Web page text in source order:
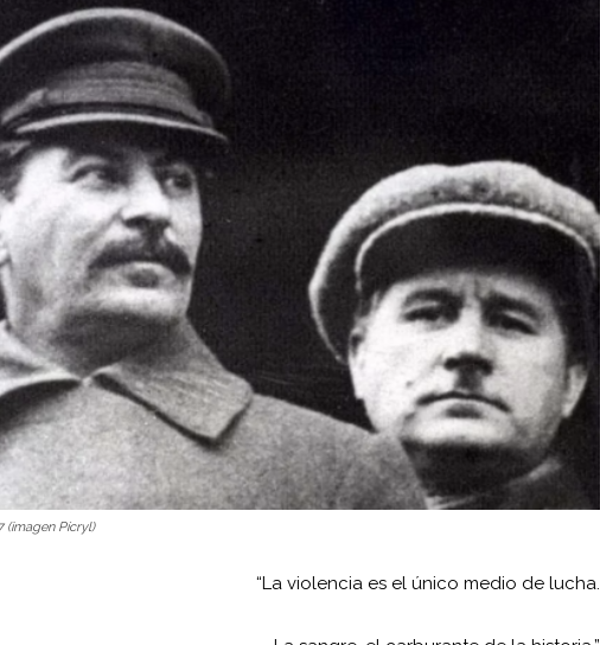
(imagen Pícryl)
“La violencia es el único medio de lucha.